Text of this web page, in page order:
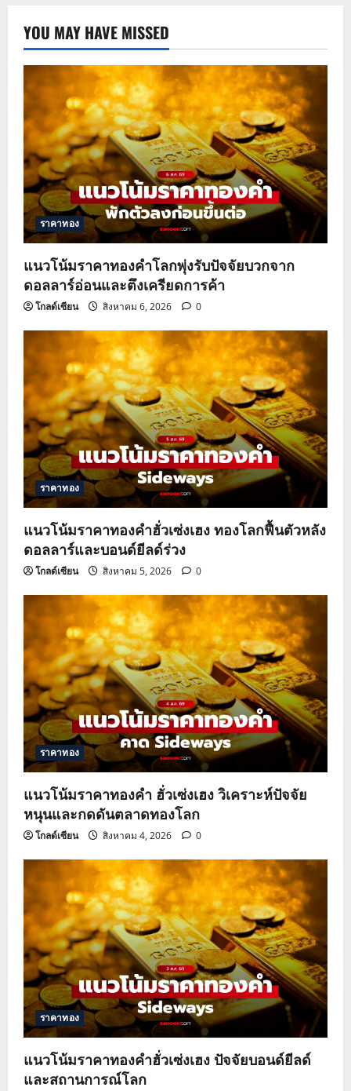
YOU MAY HAVE MISSED
ราคาทอง
แนวโน้มราคาทองคำโลกพุ่งรับปัจจัยบวกจาก
ดอลลาร์อ่อนและตึงเครียดการค้า
โกลด์เซียน สิงหาคม 6, 2026 0
ราคาทอง
แนวโน้มราคาทองคำฮั่วเซ่งเฮง ทองโลกฟื้นตัวหลัง
ดอลลาร์และบอนด์ยีลด์ร่วง
โกลด์เซียน สิงหาคม 5, 2026 0
ราคาทอง
แนวโน้มราคาทองคำ ฮั่วเซ่งเฮง วิเคราะห์ปัจจัย
หนุนและกดดันตลาดทองโลก
โกลด์เซียน สิงหาคม 4, 2026 0
ราคาทอง
แนวโน้มราคาทองคำฮั่วเซ่งเฮง ปัจจัยบอนด์ยีลด์
และสถานการณ์โลก